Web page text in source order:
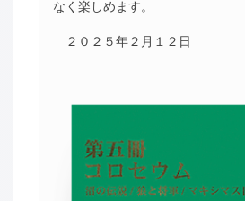
なく楽しめます。
２０２５年２月１２日